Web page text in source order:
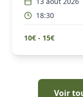
18:30
10€ - 15€
Voir